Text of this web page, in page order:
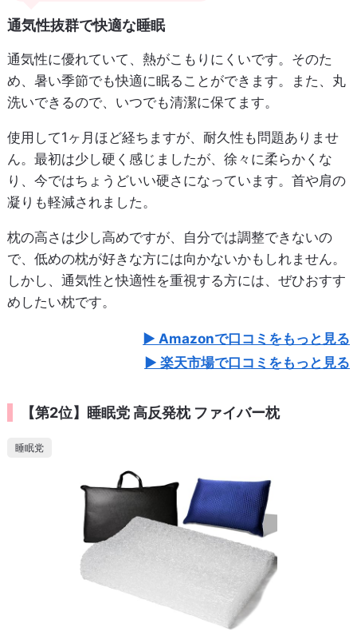
通気性抜群で快適な睡眠
通気性に優れていて、熱がこもりにくいです。そのた
め、暑い季節でも快適に眠ることができます。また、丸
洗いできるので、いつでも清潔に保てます。
使用して1ヶ月ほど経ちますが、耐久性も問題ありませ
ん。最初は少し硬く感じましたが、徐々に柔らかくな
り、今ではちょうどいい硬さになっています。首や肩の
凝りも軽減されました。
枕の高さは少し高めですが、自分では調整できないの
で、低めの枕が好きな方には向かないかもしれません。
しかし、通気性と快適性を重視する方には、ぜひおすす
めしたい枕です。
Amazonで口コミをもっと見る
楽天市場で口コミをもっと見る
【第2位】睡眠党 高反発枕 ファイバー枕
睡眠党